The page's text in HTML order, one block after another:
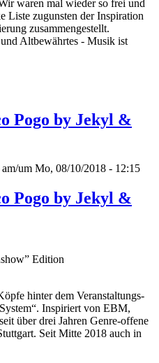
waren mal wieder so frei und
Liste zugunsten der Inspiration
zusammengestellt.
Altbewährtes - Musik ist
Pogo by Jekyl &
am/um Mo, 08/10/2018 - 12:15
Pogo by Jekyl &
Edition
hinter dem Veranstaltungs-
Inspiriert von EBM,
über drei Jahren Genre-offene
Seit Mitte 2018 auch in